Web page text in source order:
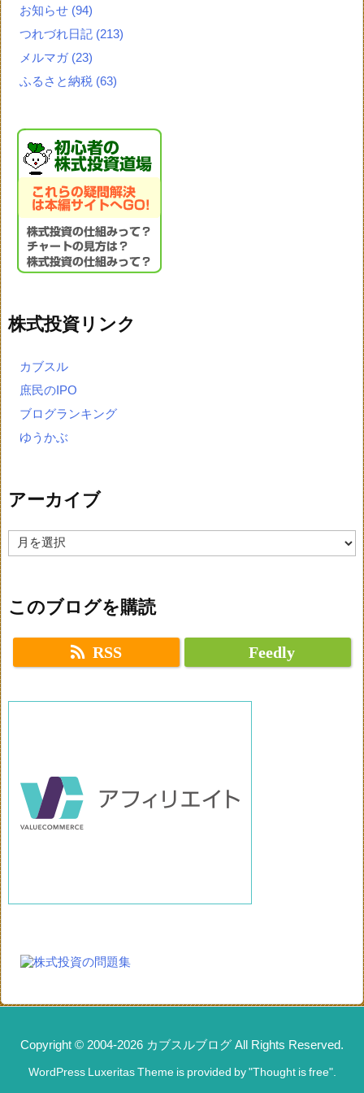
お知らせ (94)
つれづれ日記 (213)
メルマガ (23)
ふるさと納税 (63)
株式投資リンク
カブスル
庶民のIPO
ブログランキング
ゆうかぶ
アーカイブ
ー
ブ
このブログを購読
RSS Feedly
Copyright © 2004-2026 カブスルブログ All Rights Reserved.
WordPress Luxeritas Theme is provided by "Thought is free".